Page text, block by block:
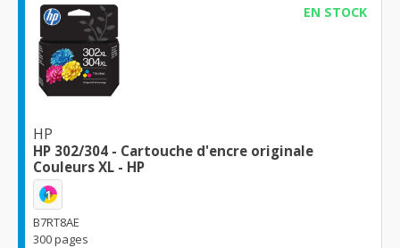
EN STOCK
HP
HP 302/304 - Cartouche d'encre originale
Couleurs XL - HP
1
B7RT8AE
300 pages